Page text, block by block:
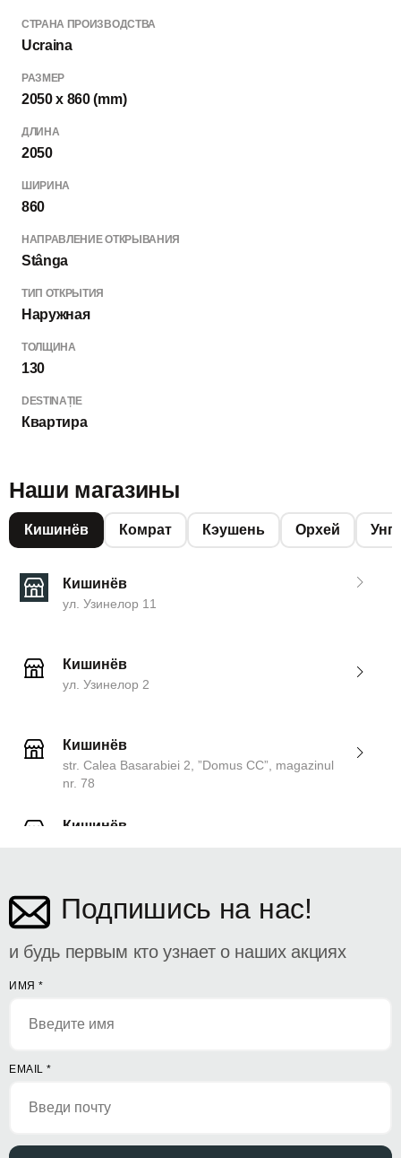
СТРАНА ПРОИЗВОДСТВА
Ucraina
РАЗМЕР
2050 x 860 (mm)
ДЛИНА
2050
ШИРИНА
860
НАПРАВЛЕНИЕ ОТКРЫВАНИЯ
Stânga
ТИП ОТКРЫТИЯ
Наружная
ТОЛЩИНА
130
DESTINAȚIE
Квартира
Наши магазины
Кишинёв Комрат Кэушень Орхей
Кишинёв
ул. Узинелор 11
Кишинёв
ул. Узинелор 2
Кишинёв
str. Calea Basarabiei 2, ”Domus CC”, magazinul
nr. 78
Кишинёв
Подпишись на нас!
и будь первым кто узнает о наших акциях
ИМЯ *
EMAIL *